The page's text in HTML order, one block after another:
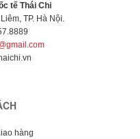
tế Thái Chi
TP. Hà Nội.
hàng